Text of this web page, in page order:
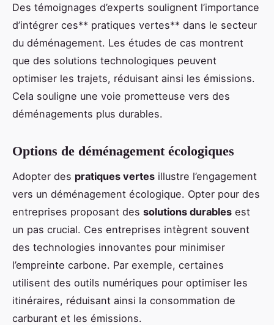
Des témoignages d’experts soulignent l’importance
d’intégrer ces** pratiques vertes** dans le secteur
du déménagement. Les études de cas montrent
que des solutions technologiques peuvent
optimiser les trajets, réduisant ainsi les émissions.
Cela souligne une voie prometteuse vers des
déménagements plus durables.
Options de déménagement écologiques
Adopter des pratiques vertes illustre l’engagement
vers un déménagement écologique. Opter pour des
entreprises proposant des solutions durables est
un pas crucial. Ces entreprises intègrent souvent
des technologies innovantes pour minimiser
l’empreinte carbone. Par exemple, certaines
utilisent des outils numériques pour optimiser les
itinéraires, réduisant ainsi la consommation de
carburant et les émissions.